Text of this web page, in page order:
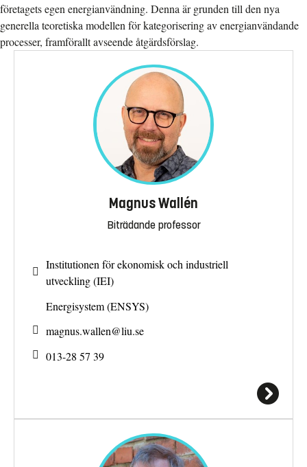
företagets egen energianvändning. Denna är grunden till den nya
generella teoretiska modellen för kategorisering av energianvändande
processer, framförallt avseende åtgärdsförslag.
Magnus Wallén
Biträdande professor
Institutionen för ekonomisk och industriell
utveckling (IEI)
Energisystem (ENSYS)
magnus.wallen@liu.se
013-28 57 39